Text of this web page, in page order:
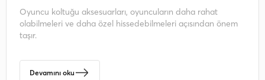
Oyuncu koltuğu aksesuarları, oyuncuların daha rahat
olabilmeleri ve daha özel hissedebilmeleri açısından önem
taşır.
Devamını oku